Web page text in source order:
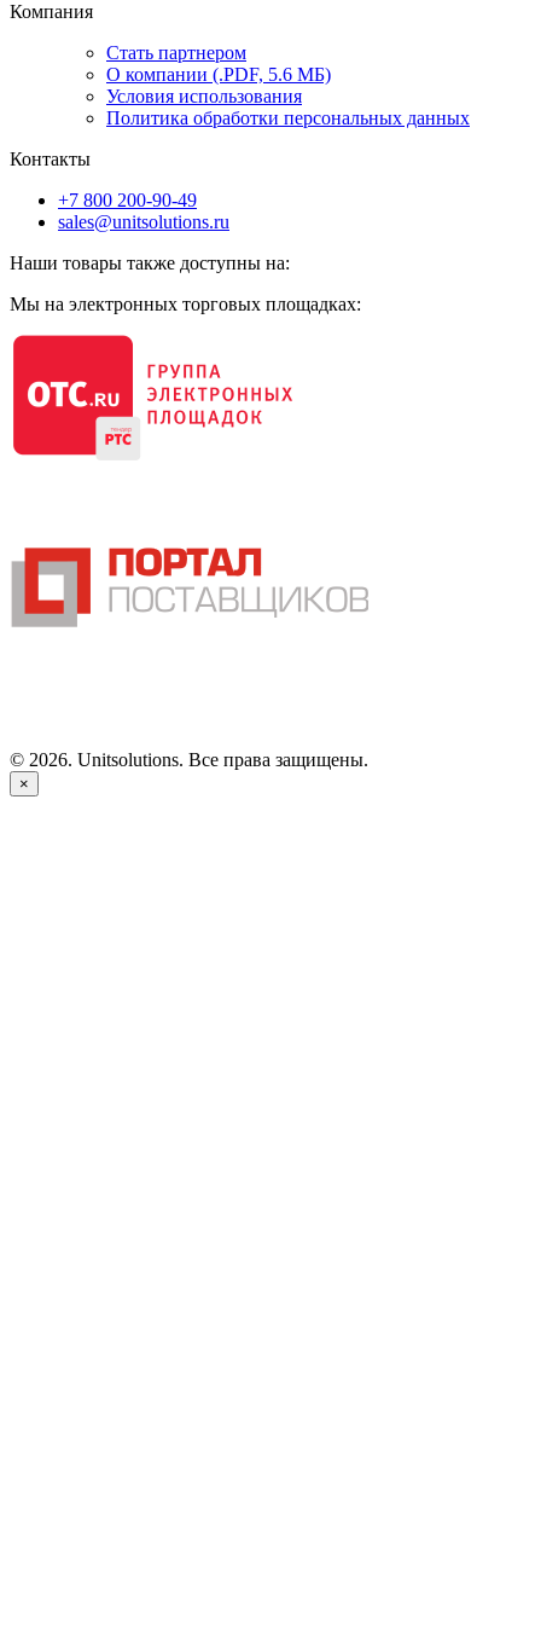
Компания
Стать партнером
О компании (.PDF, 5.6 МБ)
Условия использования
Политика обработки персональных данных
Контакты
+7 800 200-90-49
sales@unitsolutions.ru
Наши товары также доступны на:
Мы на электронных торговых площадках:
© 2026. Unitsolutions. Все права защищены.
×